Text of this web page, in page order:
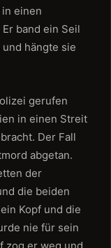
einen
band ein Seil
hängte sie
gerufen
in einen Streit
Der Fall
abgetan.
der
die beiden
Kopf und die
nie für sein